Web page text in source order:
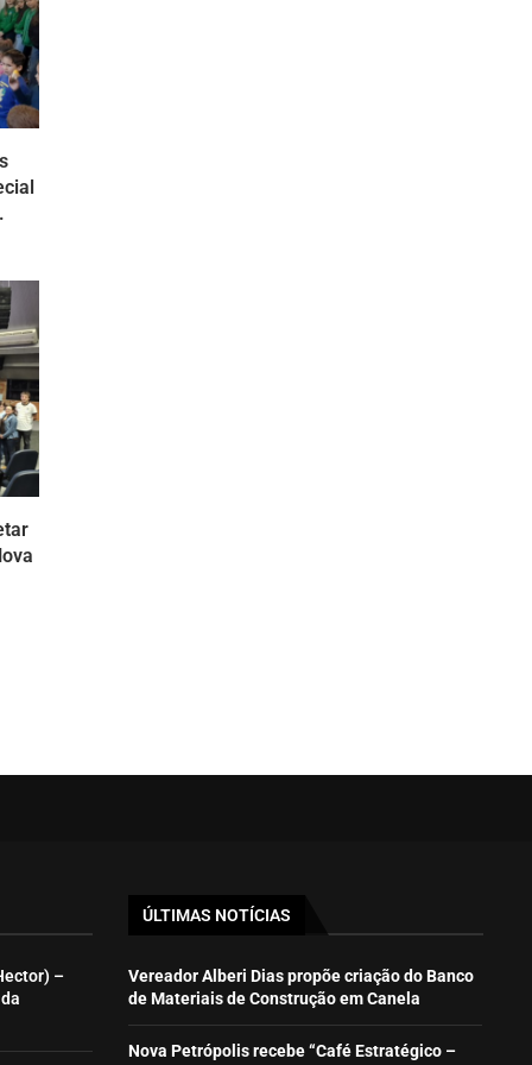
–
ÚLTIMAS NOTÍCIAS
Vereador Alberi Dias propõe criação do Banco
de Materiais de Construção em Canela
Nova Petrópolis recebe “Café Estratégico –